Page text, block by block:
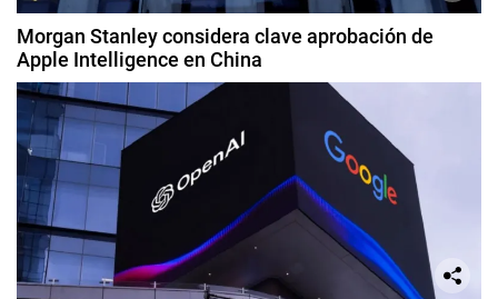
Morgan Stanley considera clave aprobación de
Apple Intelligence en China